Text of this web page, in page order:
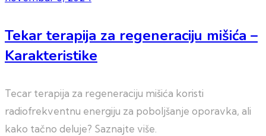
Tekar terapija za regeneraciju mišića –
Karakteristike
Tecar terapija za regeneraciju mišića koristi
radiofrekventnu energiju za poboljšanje oporavka, ali
kako tačno deluje? Saznajte više.